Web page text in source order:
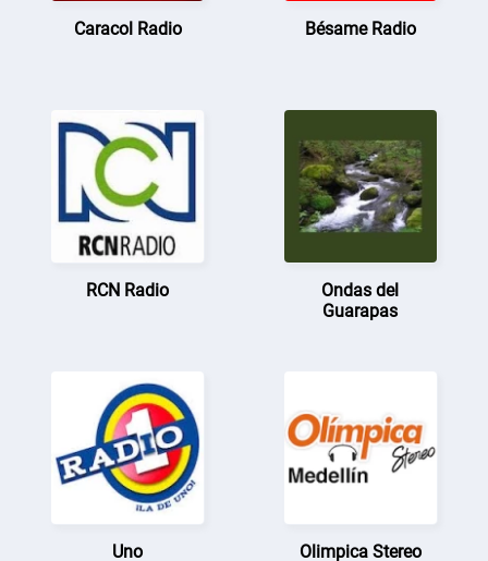
Caracol Radio Bésame Radio
RCN Radio
Ondas del
Guarapas
Uno Olimpica Stereo